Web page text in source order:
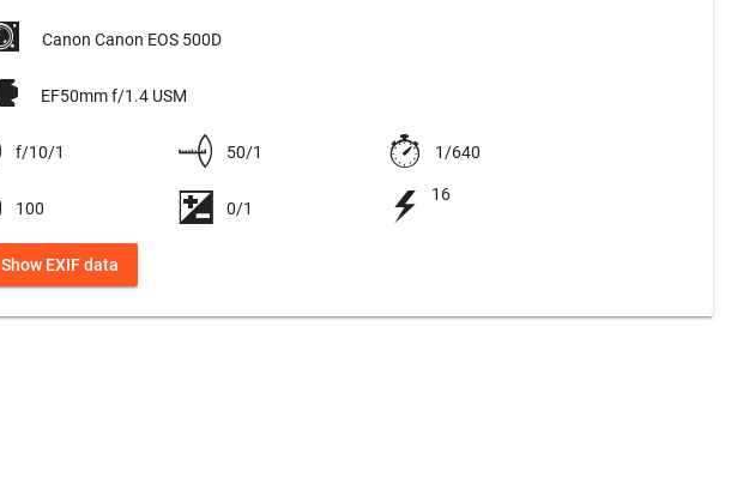
Canon Canon EOS 500D
EF50mm f/1.4 USM
f/10/1 50/1 1/640
100 0/1
16
Show EXIF data